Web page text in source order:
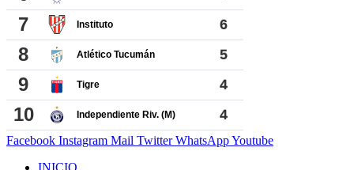
Facebook Instagram Mail Twitter WhatsAppYoutube